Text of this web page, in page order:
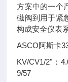
方案中的一个
磁阀到用于紧
构成安全仪表
ASCO阿斯卡
KV/CV1/2"：
9/57